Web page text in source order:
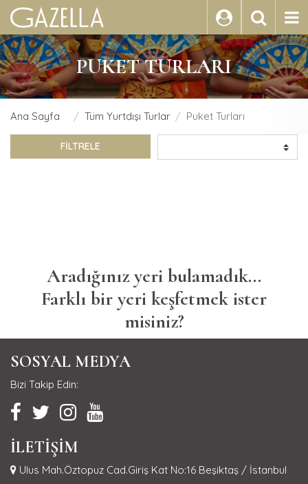
ARA
PUKET TURLARI
Ana Sayfa Tüm Yurtdışı Turlar Puket Turları
FİLTRELE
Aradığınız yeri bulamadık...
Farklı bir yeri keşfetmek ister
misiniz?
SOSYAL MEDYA
Bizi Takip Edin:
İLETİŞİM
Ulus Mah.Öztopuz Cad.Giriş Kat No:16 Beşiktaş / İstanbul